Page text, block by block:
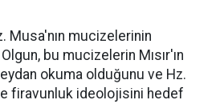
Musa'nın mucizelerinin
bu mucizelerin Mısır'ın
okuma olduğunu ve Hz.
firavunluk ideolojisini hedef